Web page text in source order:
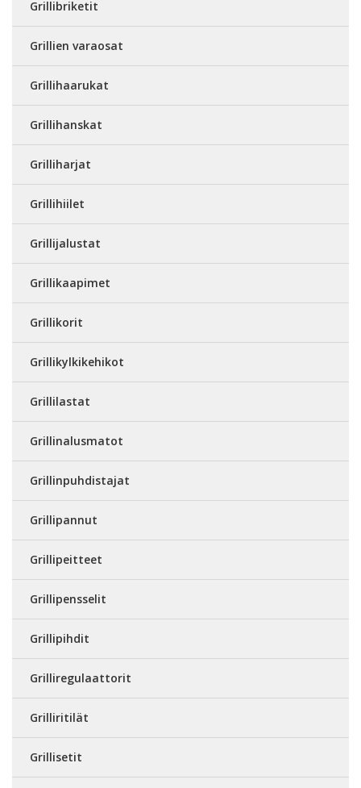
Grillibriketit
Grillien varaosat
Grillihaarukat
Grillihanskat
Grilliharjat
Grillihiilet
Grillijalustat
Grillikaapimet
Grillikorit
Grillikylkikehikot
Grillilastat
Grillinalusmatot
Grillinpuhdistajat
Grillipannut
Grillipeitteet
Grillipensselit
Grillipihdit
Grilliregulaattorit
Grilliritilät
Grillisetit